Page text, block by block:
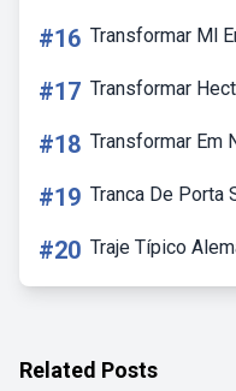
#16 Transformar Ml
#17 Transformar
#18 Transformar Em
#19 Tranca De Porta
#20 Traje Típico
Related Posts